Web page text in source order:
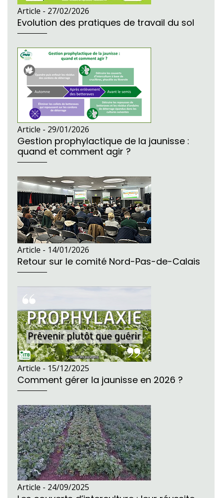
Article - 27/02/2026
Evolution des pratiques de travail du sol
Article - 29/01/2026
Gestion prophylactique de la jaunisse :
quand et comment agir ?
Article - 14/01/2026
Retour sur le comité Nord-Pas-de-Calais
Article - 15/12/2025
Comment gérer la jaunisse en 2026 ?
Article - 24/09/2025